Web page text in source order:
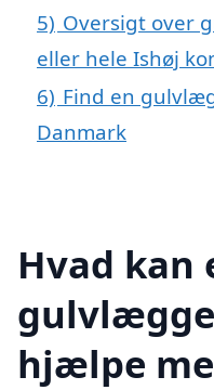
5) Oversigt over
eller hele Ishøj
6) Find en
Danmark
Hvad kan
hjælpe